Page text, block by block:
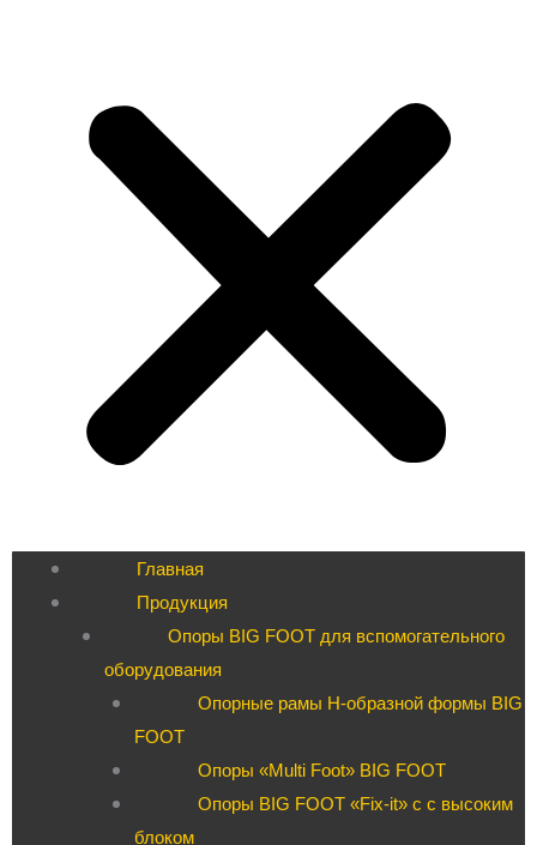
Главная
Продукция
Опоры BIG FOOT для вспомогательного
оборудования
Опорные рамы H-образной формы BIG
FOOT
Опоры «Multi Foot» BIG FOOT
Опоры BIG FOOT «Fix-it» c с высоким
блоком